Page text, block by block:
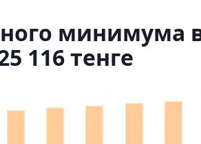
минимума
116 тенге